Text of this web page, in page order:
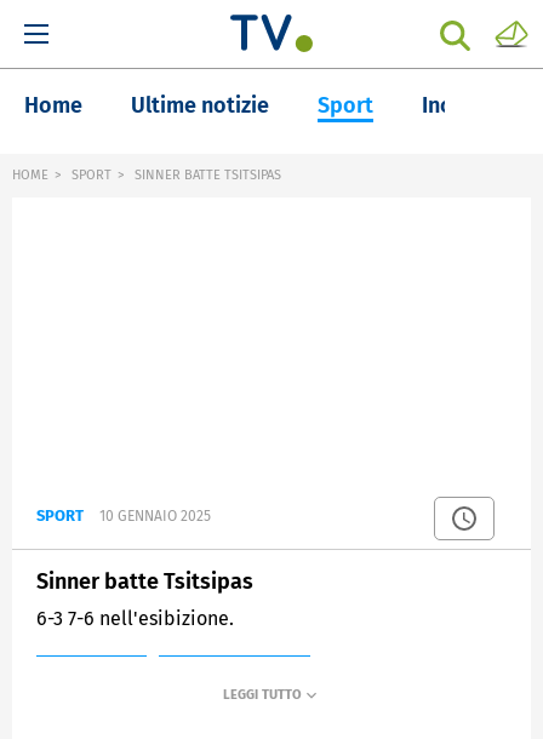
Home Ultime notizie Sport Inchieste
HOME SPORT SINNER BATTE TSITSIPAS
SPORT 10 GENNAIO 2025
Sinner batte Tsitsipas
6-3 7-6 nell'esibizione.